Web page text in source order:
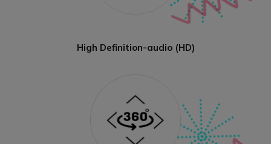
High Definition-audio (HD)